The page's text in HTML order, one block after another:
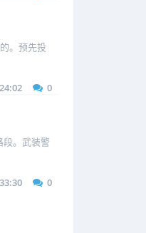
。预先投
0
。武装警
0